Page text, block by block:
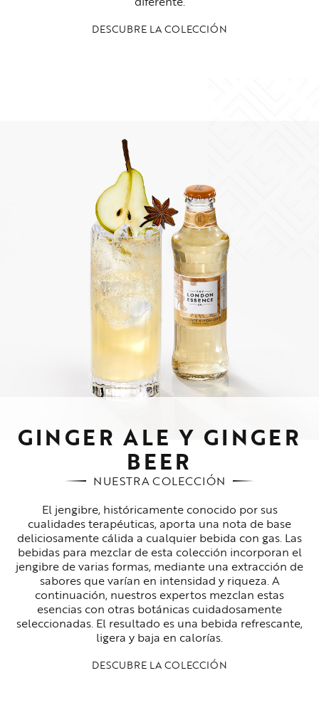
DESCUBRE LA COLECCIÓN
GINGER ALE Y GINGER
BEER
NUESTRA COLECCIÓN
El jengibre, históricamente conocido por sus
cualidades terapéuticas, aporta una nota de base
deliciosamente cálida a cualquier bebida con gas. Las
bebidas para mezclar de esta colección incorporan el
jengibre de varias formas, mediante una extracción de
sabores que varían en intensidad y riqueza. A
continuación, nuestros expertos mezclan estas
esencias con otras botánicas cuidadosamente
seleccionadas. El resultado es una bebida refrescante,
ligera y baja en calorías.
DESCUBRE LA COLECCIÓN